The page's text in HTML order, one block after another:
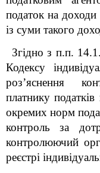
податок на доходи
із суми такого
Згідно з п.п.
Кодексу
роз’яснення
платнику
окремих норм
контроль за
контролюючий
реєстрі